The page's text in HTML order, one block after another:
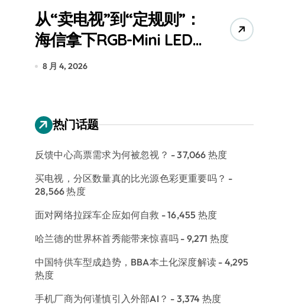
从“卖电视”到“定规则”：
海信拿下RGB-Mini LED
全球话语权
8 月 4, 2026
热门话题
反馈中心高票需求为何被忽视？ - 37,066 热度
买电视，分区数量真的比光源色彩更重要吗？ -
28,566 热度
面对网络拉踩车企应如何自救 - 16,455 热度
哈兰德的世界杯首秀能带来惊喜吗 - 9,271 热度
中国特供车型成趋势，BBA本土化深度解读 - 4,295
热度
手机厂商为何谨慎引入外部AI？ - 3,374 热度